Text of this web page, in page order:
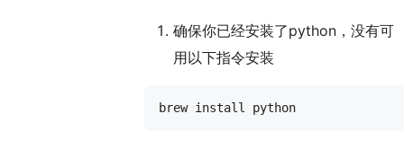
确保你已经安装了python，没有可
用以下指令安装